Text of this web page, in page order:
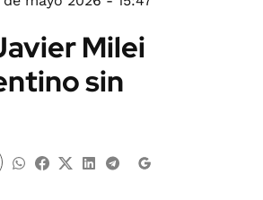
MUNDO
INFORMACIÓN GENERAL
Milei
sin